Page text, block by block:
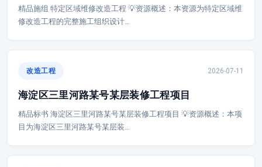
精品施组 特定区域维修改造工程 💡资源概述：本资源为特定区域维
修改造工程的完整施工组织设计…
改造工程 2026-07-11
海淀区三里河路某号某层装修工程项目
精品标书 海淀区三里河路某号某层装修工程项目 💡资源概述：本项
目为海淀区三里河路某号某层装…